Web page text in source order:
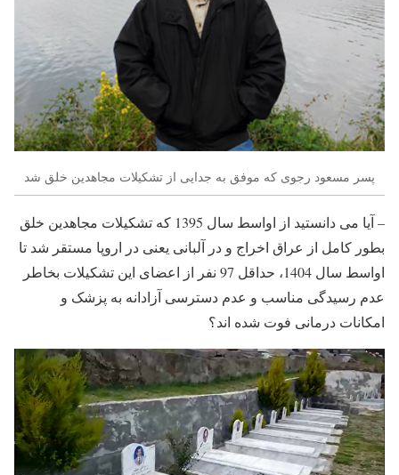
پسر مسعود رجوی که موفق به جدایی از تشکیلات مجاهدین خلق شد
– آیا می دانستید از اواسط سال 1395 که تشکیلات مجاهدین خلق
بطور کامل از عراق اخراج و در آلبانی یعنی در اروپا مستقر شد تا
اواسط سال 1404، حداقل 97 نفر از اعضای این تشکیلات بخاطر
عدم رسیدگی مناسب و عدم دسترسی آزادانه به پزشک و
امکانات درمانی فوت شده اند؟